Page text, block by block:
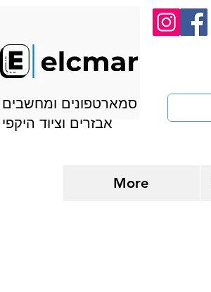
סמארטפונים ומחשבים
אבזרים וציוד היקפי
More